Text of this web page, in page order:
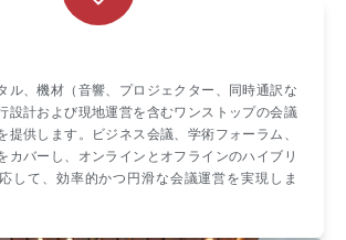
ル、機材（音響、プロジェクター、同時通訳な
設計および現地運営を含むワンストップの会議
提供します。ビジネス会議、学術フォーラム、
カバーし、オンラインとオフラインのハイブリ
して、効率的かつ円滑な会議運営を実現しま